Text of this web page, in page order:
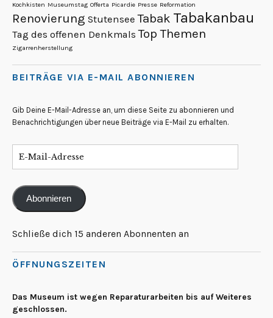
Kochkisten Museumstag Offerta Picardie Presse Reformation
Renovierung Stutensee Tabak Tabakanbau
Tag des offenen Denkmals Top Themen
Zigarrenherstellung
BEITRÄGE VIA E-MAIL ABONNIEREN
Gib Deine E-Mail-Adresse an, um diese Seite zu abonnieren und
Benachrichtigungen über neue Beiträge via E-Mail zu erhalten.
Abonnieren
Schließe dich 15 anderen Abonnenten an
ÖFFNUNGSZEITEN
Das Museum ist wegen Reparaturarbeiten bis auf Weiteres
geschlossen.